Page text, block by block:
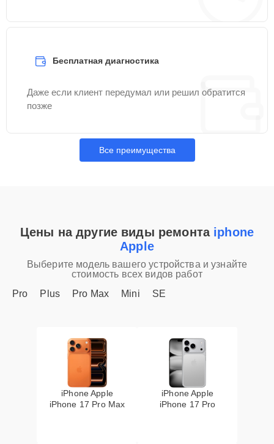
Бесплатная диагностика
Даже если клиент передумал или решил обратится
позже
Все преимущества
Цены на другие виды ремонта iphone
Apple
Выберите модель вашего устройства и узнайте
стоимость всех видов работ
Pro
Plus Pro Max Mini SE
iPhone Apple
iPhone 17 Pro Max
iPhone Apple
iPhone 17 Pro